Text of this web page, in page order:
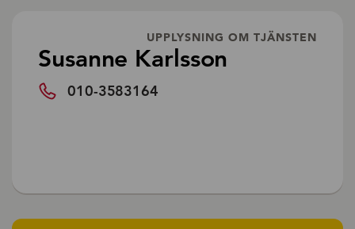
UPPLYSNING OM TJÄNSTEN
Susanne Karlsson
010-3583164